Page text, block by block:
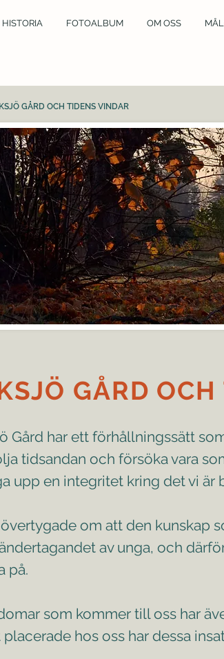
HISTORIA FOTOALBUM OM OSS
GÅRD OCH TIDENS VINDAR
GÅRD
Gård har ett förhållningssätt
tidsandan och försöka vara
upp en integritet kring det vi är
om att den kunskap
av unga, och
på.
som kommer till oss har
hos oss har dessa